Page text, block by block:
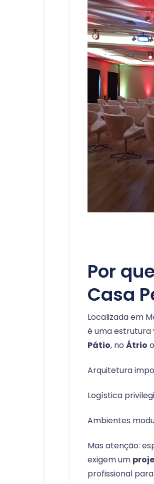
Por
Casa
Localizada em
é uma estrutura
Pátio, no Átrio
Arquitetura
Logística
Ambientes
Mas atenção:
exigem um
profissional